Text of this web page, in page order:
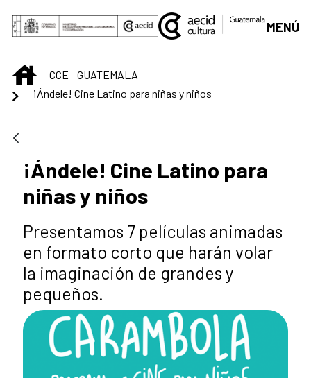
Saltar al contenido principal
MENÚ
INICIOCCE - GUATEMALA
¡Ándele! Cine Latino para niñas y niños
¡Ándele! Cine Latino para
niñas y niños
Presentamos 7 películas animadas
en formato corto que harán volar
la imaginación de grandes y
pequeños.